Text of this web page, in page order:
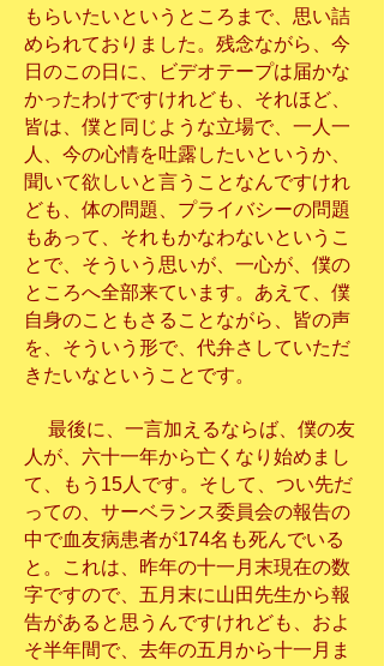
もらいたいというところまで、思い詰
められておりました。残念ながら、今
日のこの日に、ビデオテープは届かな
かったわけですけれども、それほど、
皆は、僕と同じような立場で、一人一
人、今の心情を吐露したいというか、
聞いて欲しいと言うことなんですけれ
ども、体の問題、プライバシーの問題
もあって、それもかなわないというこ
とで、そういう思いが、一心が、僕の
ところへ全部来ています。あえて、僕
自身のこともさることながら、皆の声
を、そういう形で、代弁さしていただ
きたいなということです。
最後に、一言加えるならば、僕の友
人が、六十一年から亡くなり始めまし
て、もう15人です。そして、つい先だ
っての、サーベランス委員会の報告の
中で血友病患者が174名も死んでいる
と。これは、昨年の十一月末現在の数
字ですので、五月末に山田先生から報
告があると思うんですけれども、およ
そ半年間で、去年の五月から十一月ま